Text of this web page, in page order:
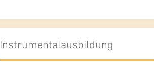
Instrumentalausbildung